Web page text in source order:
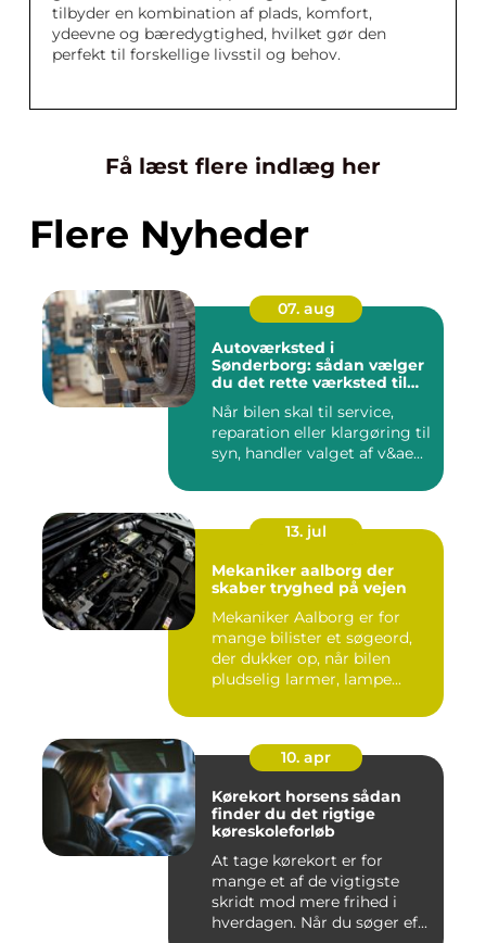
tilbyder en kombination af plads, komfort,
ydeevne og bæredygtighed, hvilket gør den
perfekt til forskellige livsstil og behov.
Få læst flere indlæg her
Flere Nyheder
07. aug
Autoværksted i
Sønderborg: sådan vælger
du det rette værksted til
Når bilen skal til service,
reparation eller klargøring til
syn, handler valget af v&ae...
13. jul
Mekaniker aalborg der
skaber tryghed på vejen
Mekaniker Aalborg er for
mange bilister et søgeord,
der dukker op, når bilen
pludselig larmer, lampe...
10. apr
Kørekort horsens sådan
finder du det rigtige
køreskoleforløb
At tage kørekort er for
mange et af de vigtigste
skridt mod mere frihed i
hverdagen. Når du søger ef...